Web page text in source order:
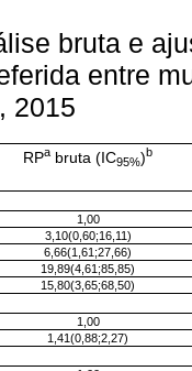
bruta e
entre
2015
RPa bruta (IC95%)b
1,00
3,10(0,60;16,11)
6,66(1,61;27,66)
19,89(4,61;85,85)
15,80(3,65;68,50)
1,00
1,41(0,88;2,27)